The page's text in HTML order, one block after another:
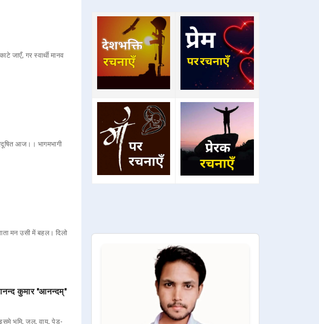
जाएँ, गर स्वार्थी मानव
आज।। भागमभागी
मन उसी में बहल। दिलो
कुमार "आनन्दम्"
इसमे भूमि, जल, वायु, पेड़-